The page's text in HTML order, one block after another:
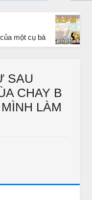
Giãn Ngày Tết
SUY NIỆM
GIÁO XỨ
Niên năm B
SAU
CHAY B
LÀM